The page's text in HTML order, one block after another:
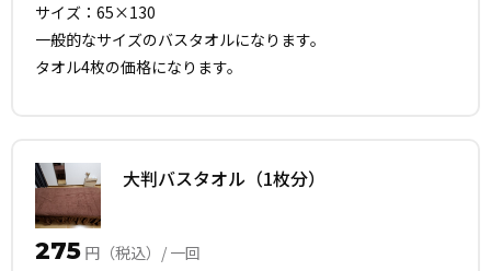
サイズ：65×130
一般的なサイズのバスタオルになります。
タオル4枚の価格になります。
大判バスタオル（1枚分）
275 円（税込）/ 一回